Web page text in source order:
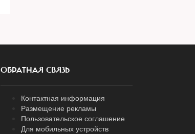
ОБРАТНАЯ СВЯЗЬ
Контактная информация
Размещение рекламы
Пользовательское соглашение
Для мобильных устройств